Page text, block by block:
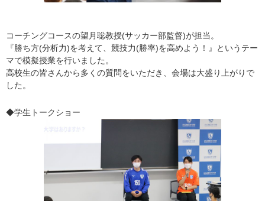
コーチングコースの望月聡教授(サッカー部監督)が担当。
『勝ち方(分析力)を考えて、競技力(勝率)を高めよう！』というテー
マで模擬授業を行いました。
高校生の皆さんから多くの質問をいただき、会場は大盛り上がりで
した。
◆学生トークショー